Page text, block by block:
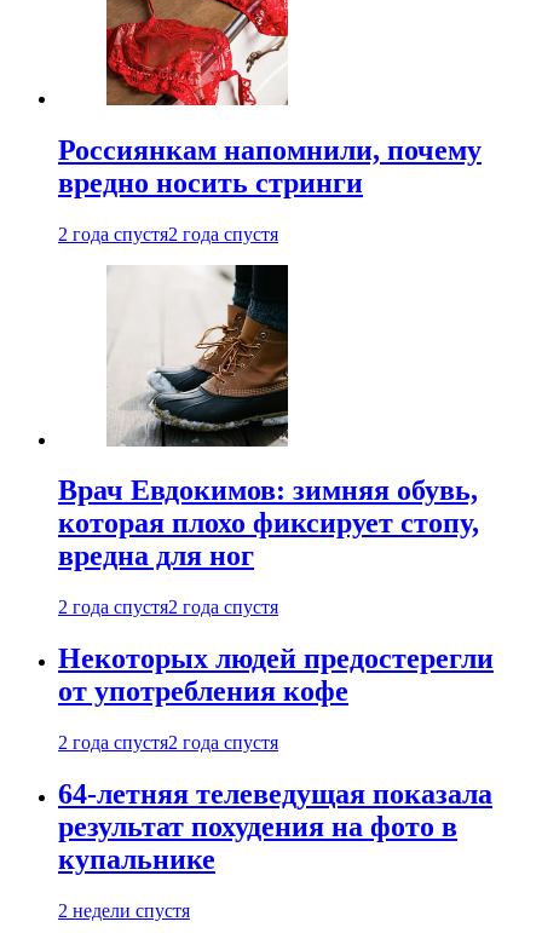
Россиянкам напомнили, почему
вредно носить стринги
2 года спустя2 года спустя
Врач Евдокимов: зимняя обувь,
которая плохо фиксирует стопу,
вредна для ног
2 года спустя2 года спустя
Некоторых людей предостерегли
от употребления кофе
2 года спустя2 года спустя
64-летняя телеведущая показала
результат похудения на фото в
купальнике
2 недели спустя